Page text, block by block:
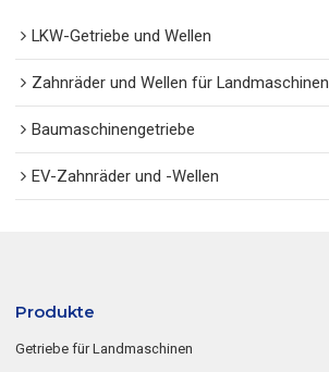
LKW-Getriebe und Wellen
Zahnräder und Wellen für Landmaschinen
Baumaschinengetriebe
EV-Zahnräder und -Wellen
Produkte
Getriebe für Landmaschinen